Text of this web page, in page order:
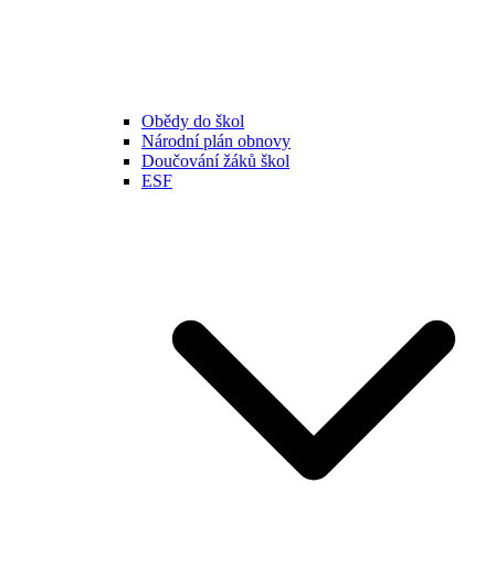
Obědy do škol
Národní plán obnovy
Doučování žáků škol
ESF